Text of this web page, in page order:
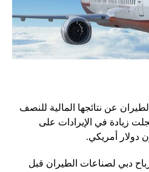
عن نتائجها المالية للنصف
حيث سجلت زيادة في الإيرادات على
دبي لصناعات الطيران قبل